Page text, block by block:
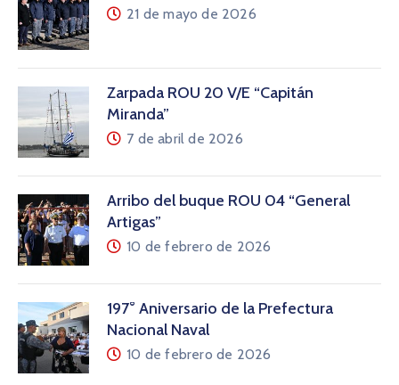
21 de mayo de 2026
Zarpada ROU 20 V/E “Capitán
Miranda”
7 de abril de 2026
Arribo del buque ROU 04 “General
Artigas”
10 de febrero de 2026
197° Aniversario de la Prefectura
Nacional Naval
10 de febrero de 2026